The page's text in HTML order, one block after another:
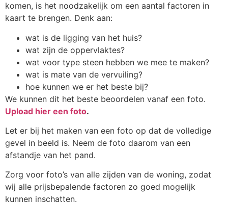
komen, is het noodzakelijk om een aantal factoren in
kaart te brengen. Denk aan:
wat is de ligging van het huis?
wat zijn de oppervlaktes?
wat voor type steen hebben we mee te maken?
wat is mate van de vervuiling?
hoe kunnen we er het beste bij?
We kunnen dit het beste beoordelen vanaf een foto.
Upload hier een foto.
Let er bij het maken van een foto op dat de volledige
gevel in beeld is. Neem de foto daarom van een
afstandje van het pand.
Zorg voor foto’s van alle zijden van de woning, zodat
wij alle prijsbepalende factoren zo goed mogelijk
kunnen inschatten.